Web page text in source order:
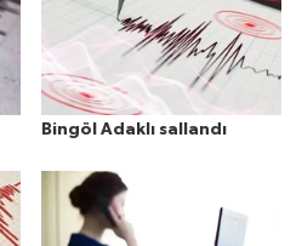
Bingöl Adaklı sallandı